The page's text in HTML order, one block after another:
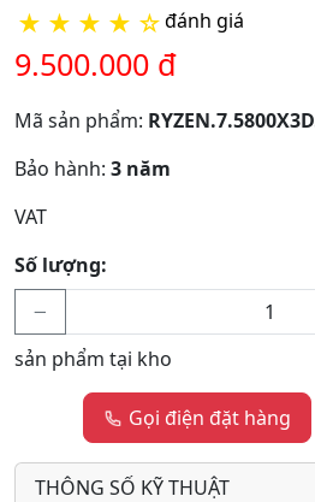
★ ★ ★ ★ ☆đánh giá
9.500.000 đ
Mã sản phẩm:
Bảo hành: 3 năm
VAT
Số lượng:
sản phẩm tại kho
Gọi điện đặt hàng
THÔNG SỐ KỸ THUẬT